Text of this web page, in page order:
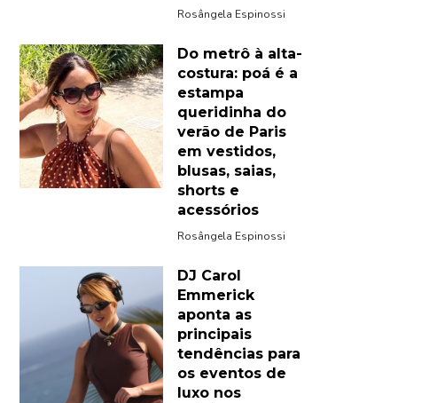
Rosângela Espinossi
Do metrô à alta-
costura: poá é a
estampa
queridinha do
verão de Paris
em vestidos,
blusas, saias,
shorts e
acessórios
Rosângela Espinossi
DJ Carol
Emmerick
aponta as
principais
tendências para
os eventos de
luxo nos